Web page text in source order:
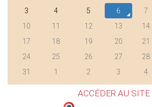
3
4 5 6 7
10
11 12 13 14
17
18 19 20 21
24
25 26 27 28
31
1 2 3 4
ACCÉDER AU SITE